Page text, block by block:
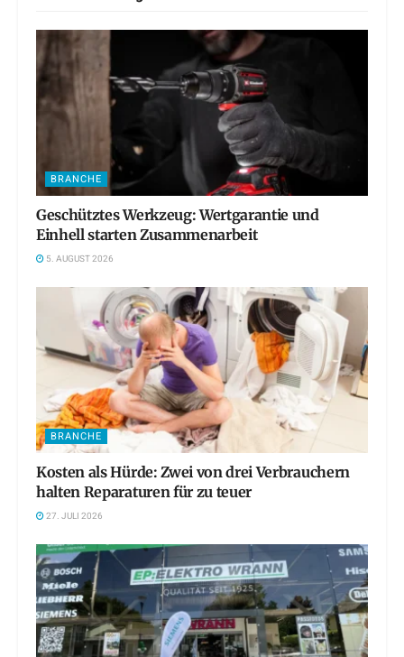
BRANCHE
Geschütztes Werkzeug: Wertgarantie und
Einhell starten Zusammenarbeit
5. AUGUST 2026
BRANCHE
Kosten als Hürde: Zwei von drei Verbrauchern
halten Reparaturen für zu teuer
27. JULI 2026